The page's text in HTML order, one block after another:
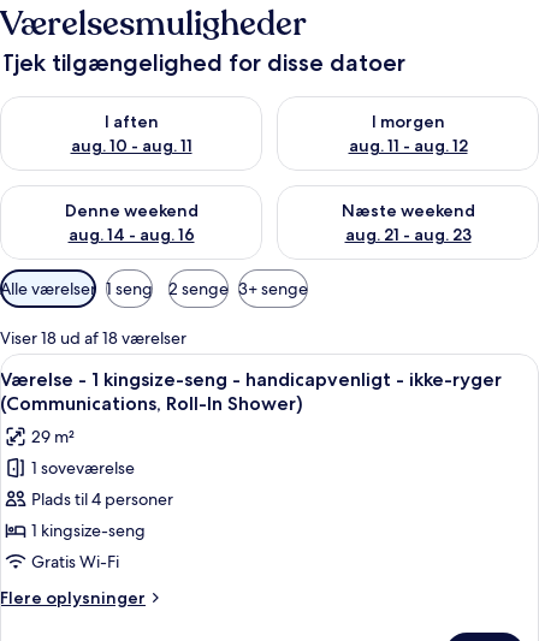
Værelsesmuligheder
Tjek tilgængelighed for disse datoer
I aften
aug. 10 - aug. 11
Tjek tilgængelighed for i aften aug. 10 - aug. 11
I morgen
aug. 11 - aug. 12
Tjek tilgængelighed for i
Denne weekend
aug. 14 - aug. 16
Tjek tilgængelighed for denne weekend aug. 14 - aug. 16
Næste weekend
aug. 21 - aug. 23
Tjek tilgængelighed for næste
Tilgængelige
filtre
for
værelser
Alle værelser 1 seng 2 senge 3+ senge
Viser 18 ud af 18 værelser
Indlæs
alle
billeder
af
Værelse
-
1
kingsize-
seng
-
Et hotelværelse med en seng, et
5
Værelse - 1 kingsize-seng - handicapvenligt - ikke-ryger
(Communications, Roll-In Shower)
29 m²
1 soveværelse
Plads til 4 personer
1 kingsize-seng
Gratis Wi-Fi
Flere oplysninger
Flere